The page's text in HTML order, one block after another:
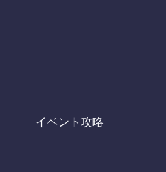
イベント攻略